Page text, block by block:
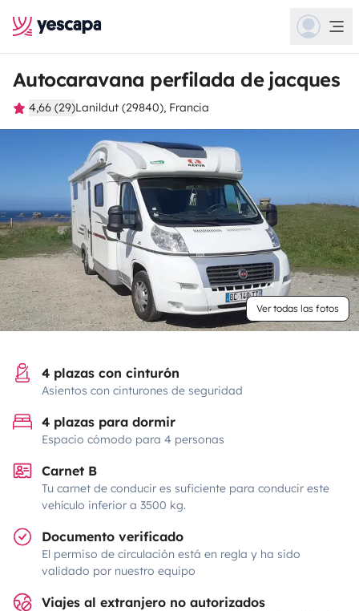
Autocaravana perfilada de jacques
4,66 (29)Lanildut (29840), Francia
Ver todas las fotos
4 plazas con cinturón
Asientos con cinturones de seguridad
4 plazas para dormir
Espacio cómodo para 4 personas
Carnet B
Tu carnet de conducir es suficiente para conducir este
vehículo inferior a 3500 kg.
Documento verificado
El permiso de circulación está en regla y ha sido
validado por nuestro equipo
Viajes al extranjero no autorizados